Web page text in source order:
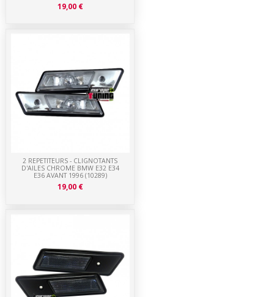
2 REPETITEURS - CLIGNOTANTS
D'AILES CHROME BMW E32 E34
E36 AVANT 1996 (10289)
19,00 €
19,00 €